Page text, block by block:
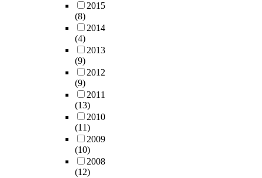
2015
(8)
2014
(4)
2013
(9)
2012
(9)
2011
(13)
2010
(11)
2009
(10)
2008
(12)